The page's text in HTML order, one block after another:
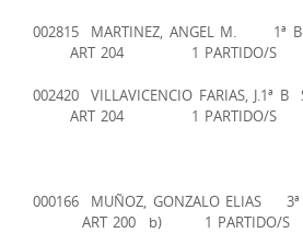
002815 MARTINEZ, ANGEL M. 1ª B
ART 204 1 PARTIDO/S
002420 VILLAVICENCIO FARIAS, J.1ª B
ART 204 1 PARTIDO/S
000166 MUÑOZ, GONZALO ELIAS 3ª
ART 200 b) 1 PARTIDO/S